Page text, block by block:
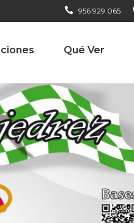
956 929 065
Qué Ver